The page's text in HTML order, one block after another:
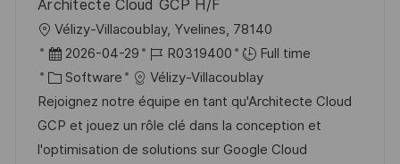
Architecte Cloud GCP H/F
L
o
c
a
t
i
Vélizy-Villacoublay, Yvelines, 78140
P
o
s
t
e
2026-04-29
J
o
b
I
d
R0319400
Full time
C
a
t
e
Software
Vélizy-Villacoublay
Rejoignez notre équipe en tant qu'Architecte Cloud
GCP et jouez un rôle clé dans la conception et
l'optimisation de solutions sur Google Cloud